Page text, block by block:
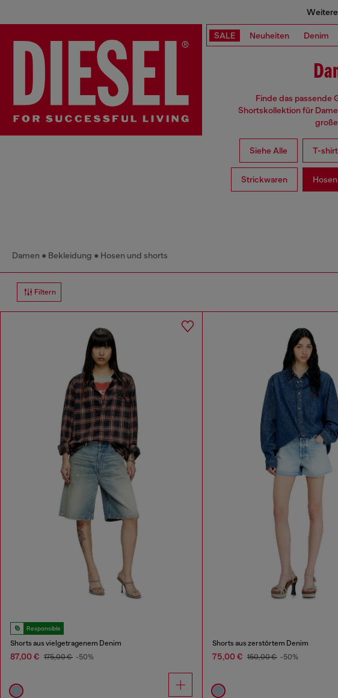
SALE Neuheiten Denim
Finde das passende
Shortskollektion für
Siehe Alle T-
Strickwaren Hosen
Damen Bekleidung Hosen und shorts
Filtern
Responsible
Shorts aus vielgetragenem Denim
87,00 € 175,00 € -50%
Shorts aus zerstörtem Denim
75,00 € 150,00 € -50%